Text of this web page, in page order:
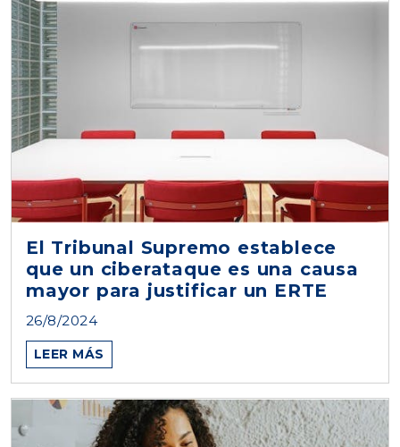
El Tribunal Supremo establece
que un ciberataque es una causa
mayor para justificar un ERTE
26/8/2024
LEER MÁS